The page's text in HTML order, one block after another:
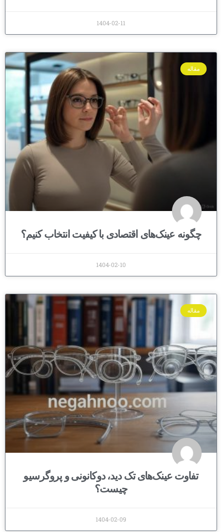
1404-02-11
مقاله
چگونه عینک‌های اقتصادی با کیفیت انتخاب کنیم؟
1404-02-10
مقاله
تفاوت عینک‌های تک دید، دوکانونی و پروگرسیو
چیست؟
1404-02-09